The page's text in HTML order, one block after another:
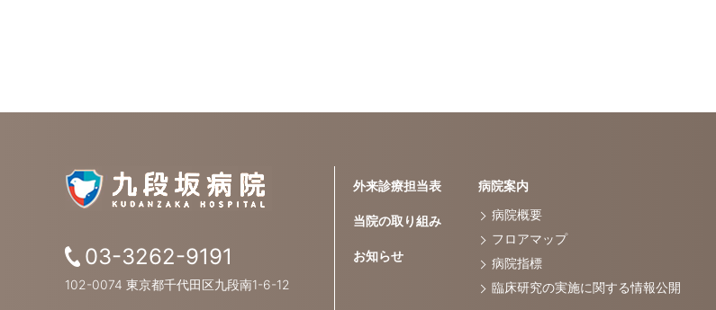
03-3262-9191
102-0074 東京都千代田区九段南1-6-12
外来診療担当表
当院の取り組み
お知らせ
病院案内
病院概要
フロアマップ
病院指標
臨床研究の実施に関する情報公開